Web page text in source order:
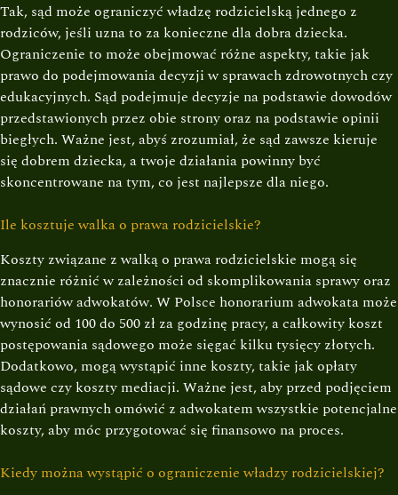
Tak, sąd może ograniczyć władzę rodzicielską jednego z
rodziców, jeśli uzna to za konieczne dla dobra dziecka.
Ograniczenie to może obejmować różne aspekty, takie jak
prawo do podejmowania decyzji w sprawach zdrowotnych czy
edukacyjnych. Sąd podejmuje decyzje na podstawie dowodów
przedstawionych przez obie strony oraz na podstawie opinii
biegłych. Ważne jest, abyś zrozumiał, że sąd zawsze kieruje
się dobrem dziecka, a twoje działania powinny być
skoncentrowane na tym, co jest najlepsze dla niego.
Ile kosztuje walka o prawa rodzicielskie?
Koszty związane z walką o prawa rodzicielskie mogą się
znacznie różnić w zależności od skomplikowania sprawy oraz
honorariów adwokatów. W Polsce honorarium adwokata może
wynosić od 100 do 500 zł za godzinę pracy, a całkowity koszt
postępowania sądowego może sięgać kilku tysięcy złotych.
Dodatkowo, mogą wystąpić inne koszty, takie jak opłaty
sądowe czy koszty mediacji. Ważne jest, aby przed podjęciem
działań prawnych omówić z adwokatem wszystkie potencjalne
koszty, aby móc przygotować się finansowo na proces.
Kiedy można wystąpić o ograniczenie władzy rodzicielskiej?